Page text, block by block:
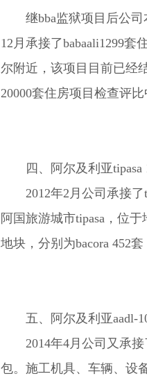
继bba监狱项目后公司
12月承接了babaali1299
尔附近，该项目目前已经
20000套住房项目检查评
四、阿尔及利亚tipasa
2012年2月公司承接了
阿国旅游城市tipasa，位
地块，分别为bacora 452
五、阿尔及利亚aadl-
2014年4月公司又承接
包。施工机具、车辆、设